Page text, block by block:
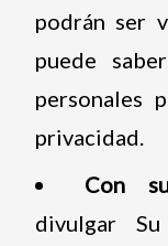
podrán ser
puede
personales
privacidad.
Con
divulgar